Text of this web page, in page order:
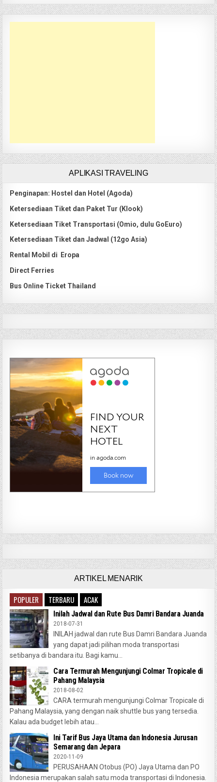
APLIKASI TRAVELING
Penginapan: Hostel dan Hotel (Agoda)
Ketersediaan Tiket dan Paket Tur (Klook)
Ketersediaan Tiket Transportasi (Omio, dulu GoEuro)
Ketersediaan Tiket dan Jadwal (12go Asia)
Rental Mobil di Eropa
Direct Ferries
Bus Online Ticket Thailand
ARTIKEL MENARIK
POPULER TERBARU ACAK
Inilah Jadwal dan Rute Bus Damri Bandara Juanda
2018-07-31
INILAH jadwal dan rute Bus Damri Bandara Juanda
yang dapat jadi pilihan moda transportasi
setibanya di bandara itu. Bagi kamu...
Cara Termurah Mengunjungi Colmar Tropicale di
Pahang Malaysia
2018-08-02
CARA termurah mengunjungi Colmar Tropicale di
Pahang Malaysia, yang dengan naik shuttle bus yang tersedia.
Kalau ada budget lebih atau...
Ini Tarif Bus Jaya Utama dan Indonesia Jurusan
Semarang dan Jepara
2020-11-09
PERUSAHAAN Otobus (PO) Jaya Utama dan PO
Indonesia merupakan salah satu moda transportasi di Indonesia.